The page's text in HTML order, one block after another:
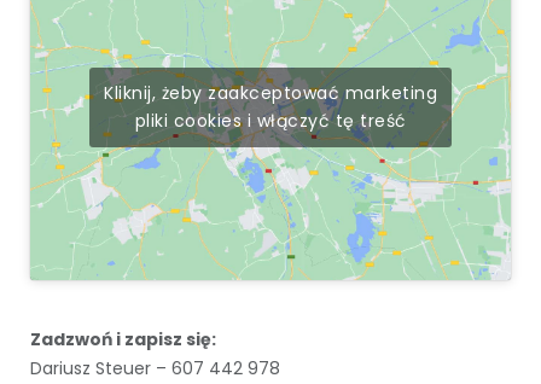
Kliknij, żeby zaakceptować marketing
pliki cookies i włączyć tę treść
Zadzwoń i zapisz się:
Dariusz Steuer – 607 442 978